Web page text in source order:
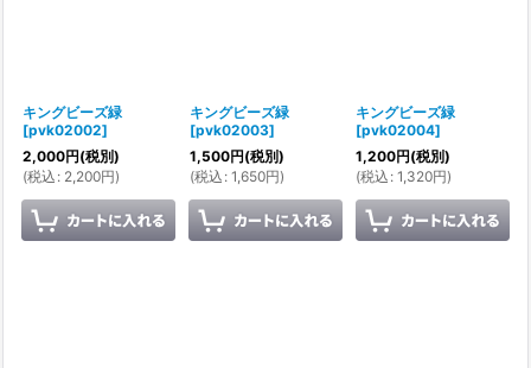
キングビーズ緑
[pvk02002]
2,000円(税別)
(税込 : 2,200円)
キングビーズ緑
[pvk02003]
1,500円(税別)
(税込 : 1,650円)
キングビーズ緑
[pvk02004]
1,200円(税別)
(税込 : 1,320円)